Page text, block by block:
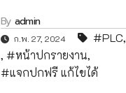
By admin
ก.พ. 27, 2024 #PLC,
, #หน้าปกรายงาน,
#แจกปกฟรี แก้ไขได้